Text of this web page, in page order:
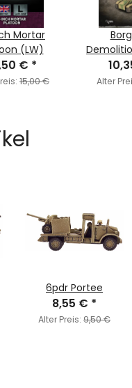
Mortar
(LW)
€ *
15,00 € Alter
6pdr Portee
8,55 € *
Alter Preis: 9,50 €